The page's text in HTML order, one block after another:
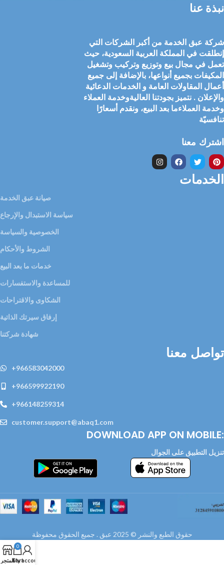
نبذة عنا
شركة عبق الخدمة من أكبر الشركات التي
إنطلقت في المملكة العربية السعودية، حيث
تعمل في مجال بيع وتوزيع وتركيب وتشغيل
المكيفات بجميع أنواعها، بالإضافة إلى جميع
أعمال المقاولات العامة و الخدمات الدعائية
والإعلان . نتميز بجودتنا العاليةوخدمة العملاء
وخدمة العملاءما بعد البيع، ونقدم أسعارًا
تنافسيّة
اشترك معنا
الخدمات
صيانة عبق الخدمة
سياسة الاستبدال والإرجاع
الخصوصية والسياسة
الشروط والأحكام
خدمات ما بعد البيع
للمساعدة والاستفسارات
الشكاوى والاقتراحات
إرفاق سيرتك الذاتية
شهادة شركتنا
تواصل معنا
+966583042000
+966599922190
+966148259314
customer.support@abaq1.com
DOWNLOAD APP ON MOBILE:
تنزيل التطبيق على الجوال
حقوق الطبع والنشر © 2025 عبق . جميع الحقوق محفوظة
المتجر
0
Cart
My account